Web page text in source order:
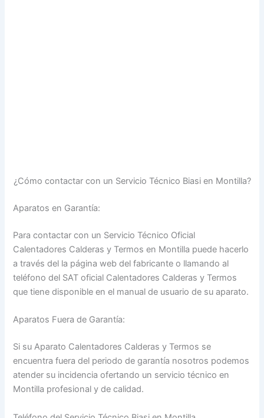
¿Cómo contactar con un Servicio Técnico Biasi en Montilla?
Aparatos en Garantía:
Para contactar con un Servicio Técnico Oficial
Calentadores Calderas y Termos en Montilla puede hacerlo
a través del la página web del fabricante o llamando al
teléfono del SAT oficial Calentadores Calderas y Termos
que tiene disponible en el manual de usuario de su aparato.
Aparatos Fuera de Garantía:
Si su Aparato Calentadores Calderas y Termos se
encuentra fuera del periodo de garantía nosotros podemos
atender su incidencia ofertando un servicio técnico en
Montilla profesional y de calidad.